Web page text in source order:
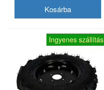
Ingyenes szállítás